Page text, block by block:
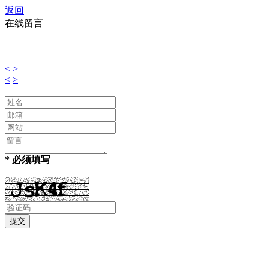
返回
在线留言
< >
< >
* 必须填写